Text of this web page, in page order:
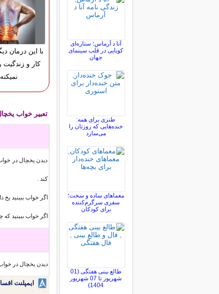
با این درمان
کار و زندگیت
تعبیر خواب
دیدن یخچال در
کند .
اگر خواب ببینید
اگر خواب ببینید
دیدن یخچال در
ایمپلنت
آنا د آرماس؛ ستاره‌ای
کوبایی در قلب سینمای
جهان
طنزی برای همه:
خنده‌هایی که روزتان را
می‌سازد
معماهای ساده و سخت؛
سفری سرگرم‌کننده
برای کودکان
طالع بینی هفتگی (01
شهریور تا 07 شهریور
1404)